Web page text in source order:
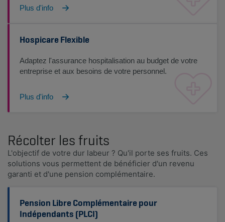
Plus d'info
Hospicare Flexible
Adaptez l'assurance hospitalisation au budget de votre
entreprise et aux besoins de votre personnel.
Plus d'info
Récolter les fruits
L'objectif de votre dur labeur ? Qu'il porte ses fruits. Ces
solutions vous permettent de bénéficier d'un revenu
garanti et d'une pension complémentaire.
Pension Libre Complémentaire pour
Indépendants (PLCI)